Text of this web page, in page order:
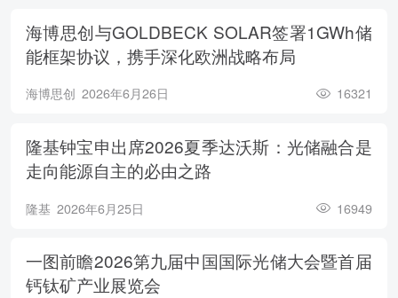
海博思创与GOLDBECK SOLAR签署1GWh储
能框架协议，携手深化欧洲战略布局
海博思创 2026年6月26日 16321
隆基钟宝申出席2026夏季达沃斯：光储融合是
走向能源自主的必由之路
隆基 2026年6月25日 16949
一图前瞻2026第九届中国国际光储大会暨首届
钙钛矿产业展览会